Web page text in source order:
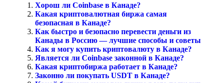
Хорош ли Coinbase в Канаде?
Какая криптовалютная биржа самая
безопасная в Канаде?
Как быстро и безопасно перевести деньги из
Канады в Россию — лучшие способы и советы
Как я могу купить криптовалюту в Канаде?
Является ли Coinbase законной в Канаде?
Какая криптобиржа работает в Канаде?
Законно ли покупать USDT в Канаде?